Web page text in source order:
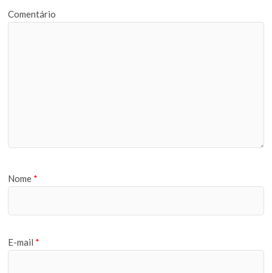
Comentário
Nome *
E-mail *